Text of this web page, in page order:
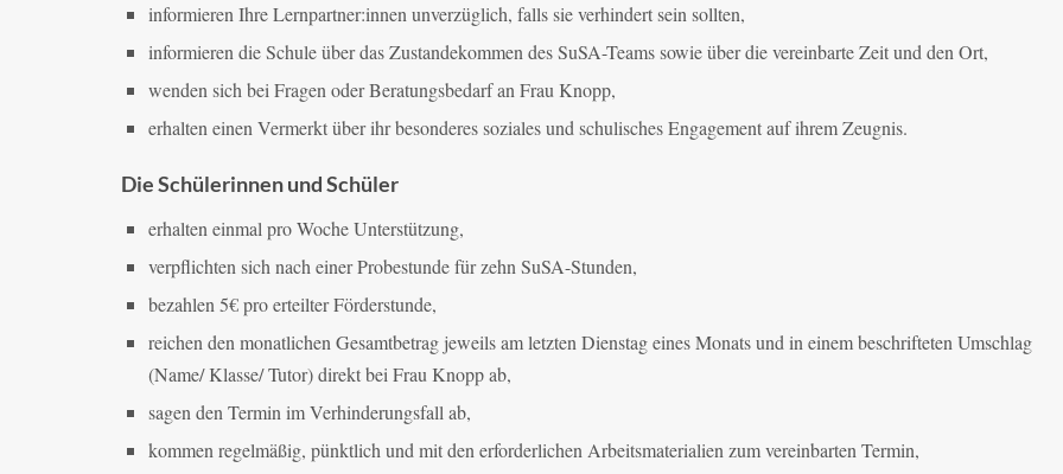
informieren Ihre Lernpartner:innen unverzüglich, falls sie verhindert sein sollten,
informieren die Schule über das Zustandekommen des SuSA-Teams sowie über die vereinbarte Zeit und den Ort,
wenden sich bei Fragen oder Beratungsbedarf an Frau Knopp,
erhalten einen Vermerkt über ihr besonderes soziales und schulisches Engagement auf ihrem Zeugnis.
Die Schülerinnen und Schüler
erhalten einmal pro Woche Unterstützung,
verpflichten sich nach einer Probestunde für zehn SuSA-Stunden,
bezahlen 5€ pro erteilter Förderstunde,
reichen den monatlichen Gesamtbetrag jeweils am letzten Dienstag eines Monats und in einem beschrifteten Umschlag
(Name/ Klasse/ Tutor) direkt bei Frau Knopp ab,
sagen den Termin im Verhinderungsfall ab,
kommen regelmäßig, pünktlich und mit den erforderlichen Arbeitsmaterialien zum vereinbarten Termin,